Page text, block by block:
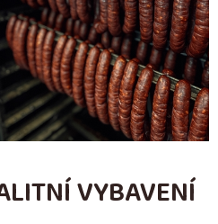
VYBAVENÍ